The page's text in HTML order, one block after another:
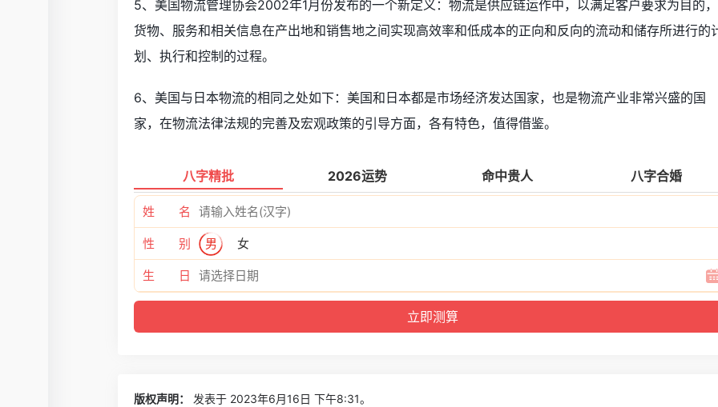
5、美国物流管理协会2002年1月份发布的一个新定义：物流是供应链运作中，以满足客户要求为目的
货物、服务和相关信息在产出地和销售地之间实现高效率和低成本的正向和反向的流动和储存所进行的
划、执行和控制的过程。
6、美国与日本物流的相同之处如下：美国和日本都是市场经济发达国家，也是物流产业非常兴盛的国
家，在物流法律法规的完善及宏观政策的引导方面，各有特色，值得借鉴。
八字精批 2026运势 命中贵人 八字合婚
姓 名
性 别 男 女
生 日
版权声明：
发表于 2023年6月16日 下午8:31。